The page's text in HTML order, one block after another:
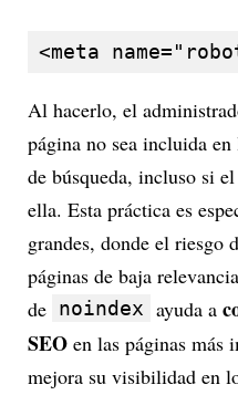
<meta
Al hacerlo, el
página no sea incluida
de búsqueda, incluso si
ella. Esta práctica es
grandes, donde el riesgo
páginas de baja
de noindex ayuda a
SEO en las páginas más
mejora su visibilidad en